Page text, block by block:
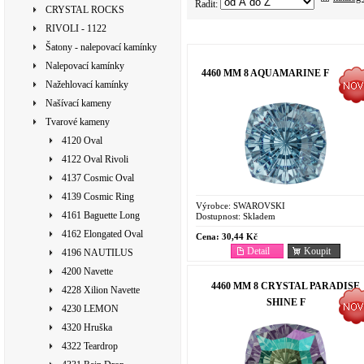
CRYSTAL ROCKS
RIVOLI - 1122
Šatony - nalepovací kamínky
Nalepovací kamínky
Nažehlovací kamínky
Našívací kameny
Tvarové kameny
4120 Oval
4122 Oval Rivoli
4137 Cosmic Oval
4139 Cosmic Ring
4161 Baguette Long
4162 Elongated Oval
4196 NAUTILUS
4200 Navette
4228 Xilion Navette
4230 LEMON
4320 Hruška
4322 Teardrop
Řadit:
4460 MM 8 AQUAMARINE F
Výrobce: SWAROVSKI
Dostupnost: Skladem
Cena: 30,44 Kč
Koupit
Detail
4460 MM 8 CRYSTAL PARADISE
SHINE F